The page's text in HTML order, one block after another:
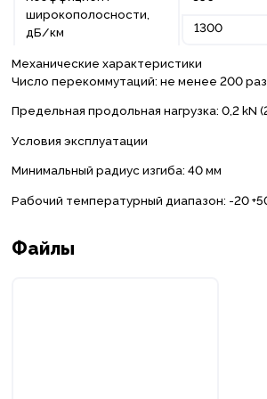
широкополосности,
дБ/км
1300
Механические характеристики
Число перекоммутаций: не менее 200 раз
Предельная продольная нагрузка: 0,2 kN
Условия эксплуатации
Минимальный радиус изгиба: 40 мм
Рабочий температурный диапазон: -20
Файлы